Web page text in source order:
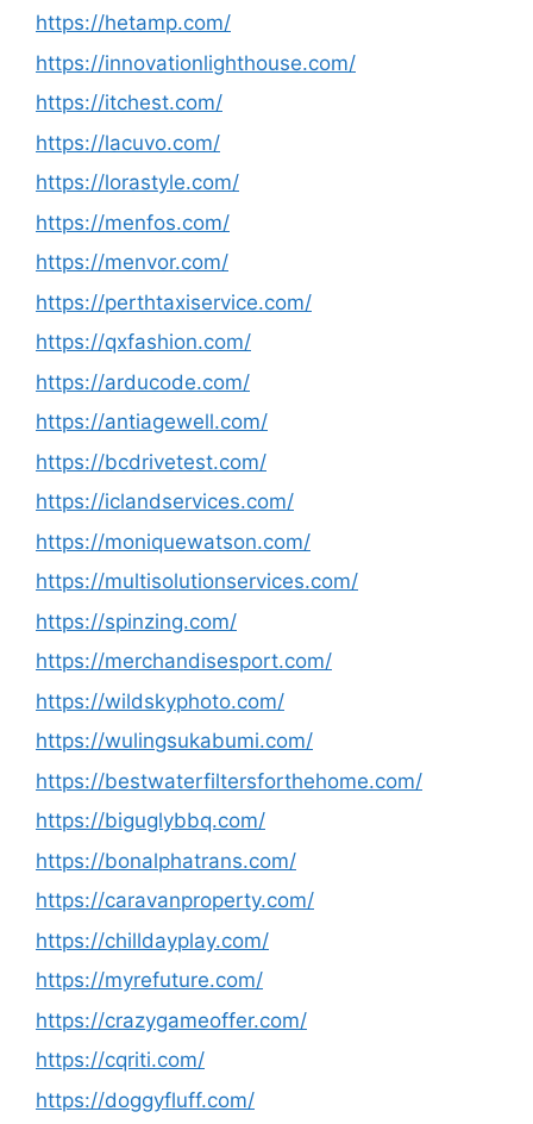
https://hetamp.com/
https://innovationlighthouse.com/
https://itchest.com/
https://lacuvo.com/
https://lorastyle.com/
https://menfos.com/
https://menvor.com/
https://perthtaxiservice.com/
https://qxfashion.com/
https://arducode.com/
https://antiagewell.com/
https://bcdrivetest.com/
https://iclandservices.com/
https://moniquewatson.com/
https://multisolutionservices.com/
https://spinzing.com/
https://merchandisesport.com/
https://wildskyphoto.com/
https://wulingsukabumi.com/
https://bestwaterfiltersforthehome.com/
https://biguglybbq.com/
https://bonalphatrans.com/
https://caravanproperty.com/
https://chilldayplay.com/
https://myrefuture.com/
https://crazygameoffer.com/
https://cqriti.com/
https://doggyfluff.com/